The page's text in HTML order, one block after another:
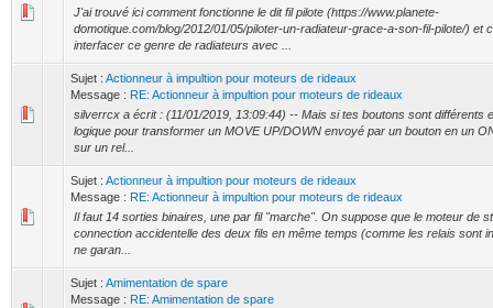
J'ai trouvé ici comment fonctionne le dit fil pilote (https://www.planete-
domotique.com/blog/2012/01/05/piloter-un-radiateur-grace-a-son-fil-pilote/) et
interfacer ce genre de radiateurs avec ...
Sujet : Actionneur à impultion pour moteurs de rideaux
Message : RE: Actionneur à impultion pour moteurs de rideaux
silverrcx a écrit : (11/01/2019, 13:09:44) -- Mais si tes boutons sont différents
logique pour transformer un MOVE UP/DOWN envoyé par un bouton en un
sur un rel...
Sujet : Actionneur à impultion pour moteurs de rideaux
Message : RE: Actionneur à impultion pour moteurs de rideaux
Il faut 14 sorties binaires, une par fil "marche". On suppose que le moteur de
connection accidentelle des deux fils en même temps (comme les relais sont
ne garan...
Sujet : Amimentation de spare
Message : RE: Amimentation de spare